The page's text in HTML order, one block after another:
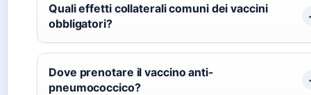
Quali effetti collaterali comuni dei vaccini
obbligatori?
Dove prenotare il vaccino anti-
pneumococcico?